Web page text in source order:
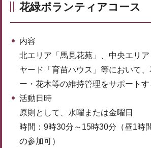
花緑ボランティアコース
内容
北エリア「馬見花苑」、中央エリ
ヤード「育苗ハウス」等において
ー・花木等の維持管理をサポートす
活動日時
原則として、水曜または金曜日
時間：9時30分～15時30分（昼1時
の参加可）